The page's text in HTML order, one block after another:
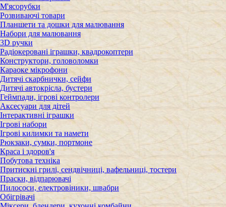
М'ясорубки
Розвиваючі товари
Планшети та дошки для малювання
Набори для малювання
3D ручки
Радіокеровані іграшки, квадрокоптери
Конструктори, головоломки
Караоке мікрофони
Дитячі скарбнички, сейфи
Дитячі автокрісла, бустери
Геймпади, ігрові контролери
Аксесуари для дітей
Інтерактивні іграшки
Ігрові набори
Ігрові килимки та намети
Рюкзаки, сумки, портмоне
Краса і здоров'я
Побутова техніка
Притискні грилі, сендвічниці, вафельниці, тостери
Праски, відпарювачі
Пилососи, електровіники, швабри
Обігрівачі